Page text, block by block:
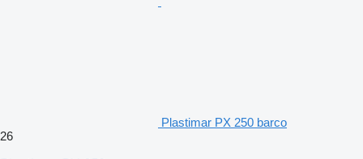
Plastimar PX 250 barco
26